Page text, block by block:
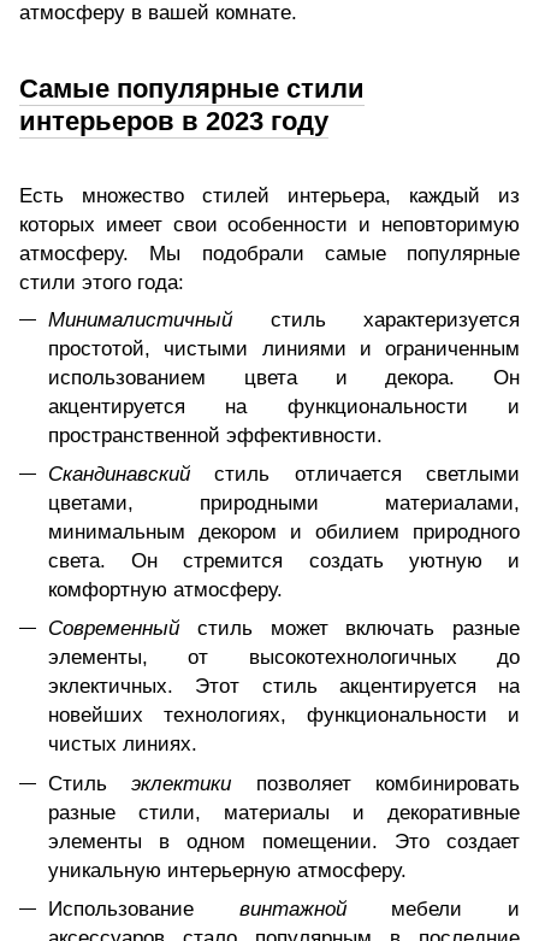
атмосферу в вашей комнате.
Самые популярные стили
интерьеров в 2023 году
Есть множество стилей интерьера, каждый из
которых имеет свои особенности и неповторимую
атмосферу. Мы подобрали самые популярные
стили этого года:
Минималистичный стиль характеризуется
простотой, чистыми линиями и ограниченным
использованием цвета и декора. Он
акцентируется на функциональности и
пространственной эффективности.
Скандинавский стиль отличается светлыми
цветами, природными материалами,
минимальным декором и обилием природного
света. Он стремится создать уютную и
комфортную атмосферу.
Современный стиль может включать разные
элементы, от высокотехнологичных до
эклектичных. Этот стиль акцентируется на
новейших технологиях, функциональности и
чистых линиях.
Стильэклектики позволяет комбинировать
разные стили, материалы и декоративные
элементы в одном помещении. Это создает
уникальную интерьерную атмосферу.
Использование винтажноймебели и